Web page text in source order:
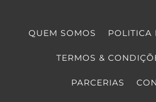
QUEM SOMOS POLITICA
TERMOS &
PARCERIAS